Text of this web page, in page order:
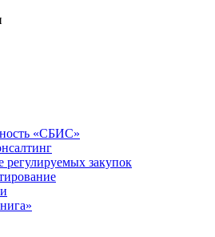
«СБИС»
регулируемых закупок